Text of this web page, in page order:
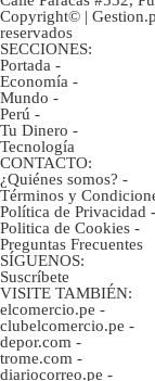
Copyright© |
reservados
SECCIONES:
Portada -
Economía -
Mundo -
Perú -
Tu Dinero -
Tecnología
CONTACTO:
¿Quiénes somos? -
Términos y
Política de Privacidad -
Politica de Cookies -
Preguntas Frecuentes
SÍGUENOS:
Suscríbete
VISITE TAMBIÉN:
elcomercio.pe -
clubelcomercio.pe -
depor.com -
trome.com -
diariocorreo.pe -